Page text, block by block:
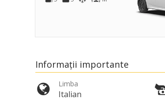
Informații importante
Limba
Italian